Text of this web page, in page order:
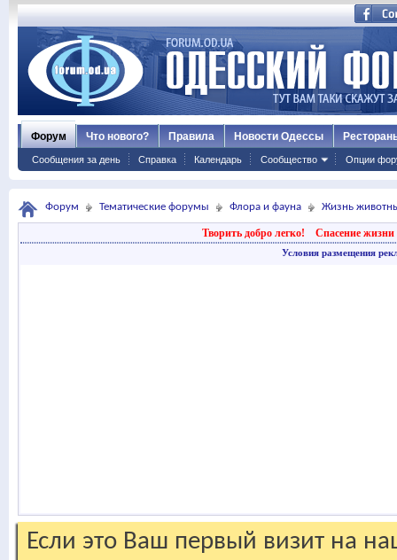
Форум
Сообщения за день Справка Календарь Сообщество Опции
Что нового? Правила Новости Одессы
Форум Тематические форумы Флора и фауна Жизнь
Творить добро легко! Спасение жизни
Условия размещения
Если это Ваш первый визит на